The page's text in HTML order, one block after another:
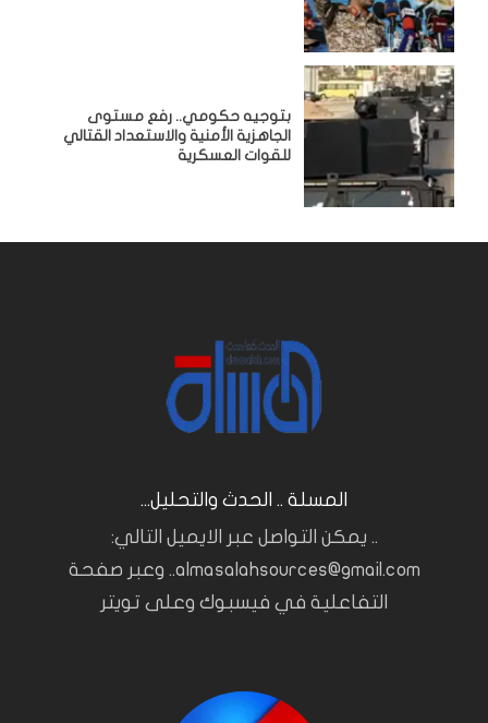
بتوجيه حكومي.. رفع مستوى
الجاهزية الأمنية والاستعداد القتالي
للقوات العسكرية
المسلة .. الحدث والتحليل...
.. يمكن التواصل عبر الايميل التالي:
almasalahsources@gmail.com.. وعبر صفحة
التفاعلية في فيسبوك وعلى تويتر